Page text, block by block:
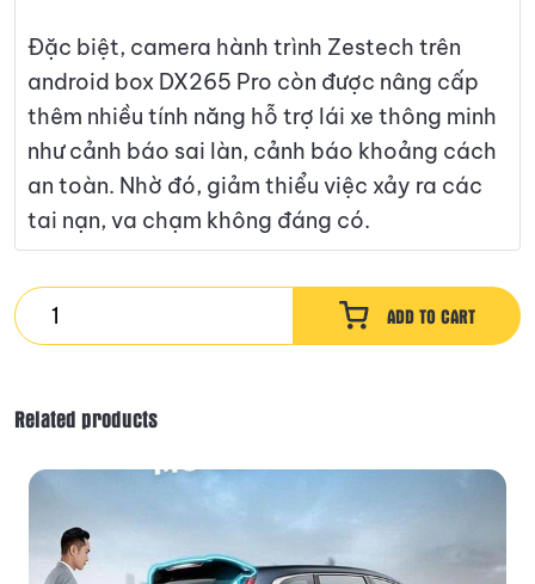
Đặc biệt, camera hành trình Zestech trên
android box DX265 Pro còn được nâng cấp
thêm nhiều tính năng hỗ trợ lái xe thông minh
như cảnh báo sai làn, cảnh báo khoảng cách
an toàn. Nhờ đó, giảm thiểu việc xảy ra các
tai nạn, va chạm không đáng có.
Zestech
Android
quantity
ADD TO CART
Related products